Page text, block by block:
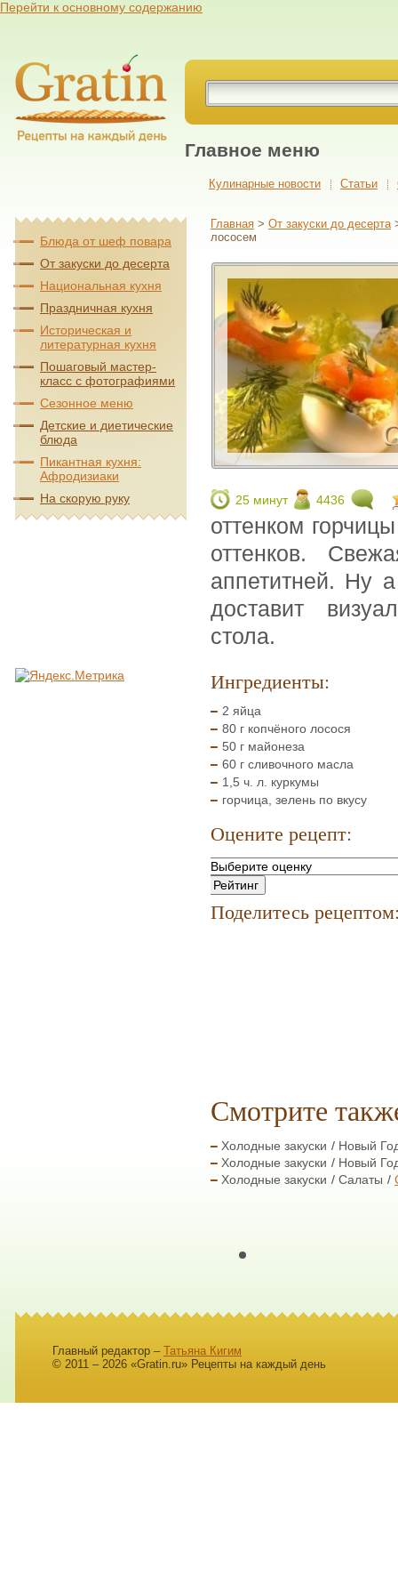
Перейти к основному содержанию
Главное меню
Кулинарные новости Cтатьи
Главная > От закуски до десерта
лососем
25 минут 4436
оттенком
оттенков.
аппетитней. Ну
доставит
стола.
Ингредиенты:
2 яйца
80 г копчёного лосося
50 г майонеза
60 г сливочного масла
1,5 ч. л. куркумы
горчица, зелень по вкусу
Оцените рецепт:
Поделитесь
Смотрите
Холодные закуски
Новый
Холодные закуски
Новый
Холодные закуски
Салаты
Блюда от шеф повара
От закуски до десерта
Национальная кухня
Праздничная кухня
Историческая и
литературная кухня
Пошаговый мастер-
класс с фотографиями
Сезонное меню
Детские и диетические
блюда
Пикантная кухня:
Афродизиаки
На скорую руку
Главный редактор – Татьяна Кигим
© 2011 – 2026 «Gratin.ru» Рецепты на каждый день